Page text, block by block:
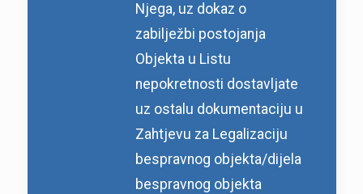
Njega, uz dokaz o
zabilježbi postojanja
Objekta u Listu
nepokretnosti dostavljate
uz ostalu dokumentaciju u
Zahtjevu za Legalizaciju
bespravnog objekta/dijela
bespravnog objekta